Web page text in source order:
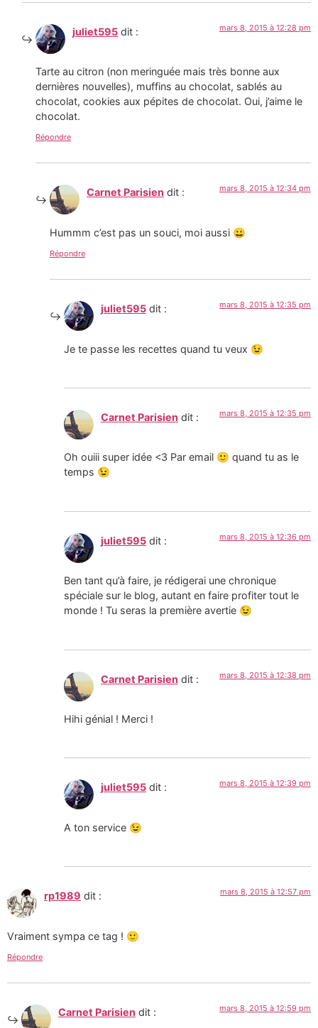
juliet595 dit : mars 8, 2015 à 12:28 pm
Tarte au citron (non meringuée mais très bonne aux
dernières nouvelles), muffins au chocolat, sablés au
chocolat, cookies aux pépites de chocolat. Oui, j’aime le
chocolat.
Répondre
Carnet Parisien dit : mars 8, 2015 à 12:34 pm
Hummm c’est pas un souci, moi aussi 😀
Répondre
juliet595 dit : mars 8, 2015 à 12:35 pm
Je te passe les recettes quand tu veux 😉
Carnet Parisien dit : mars 8, 2015 à 12:35 pm
Oh ouiii super idée <3 Par email 🙂 quand tu as le
temps 😉
juliet595 dit : mars 8, 2015 à 12:36 pm
Ben tant qu’à faire, je rédigerai une chronique
spéciale sur le blog, autant en faire profiter tout le
monde ! Tu seras la première avertie 😉
Carnet Parisien dit : mars 8, 2015 à 12:38 pm
Hihi génial ! Merci !
juliet595 dit : mars 8, 2015 à 12:39 pm
A ton service 😉
rp1989 dit : mars 8, 2015 à 12:57 pm
Vraiment sympa ce tag ! 🙂
Répondre
Carnet Parisien dit : mars 8, 2015 à 12:59 pm